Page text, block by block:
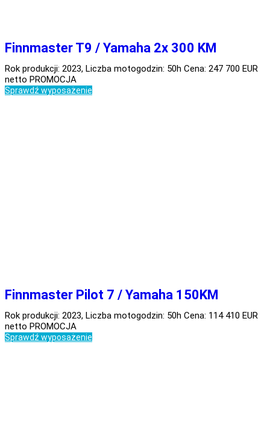
Finnmaster T9 / Yamaha 2x 300 KM
Rok produkcji: 2023, Liczba motogodzin: 50h Cena: 247 700 EUR
netto PROMOCJA
Sprawdź wyposażenie
Finnmaster Pilot 7 / Yamaha 150KM
Rok produkcji: 2023, Liczba motogodzin: 50h Cena: 114 410 EUR
netto PROMOCJA
Sprawdź wyposażenie